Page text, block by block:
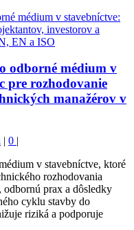
odborné médium v
pre rozhodovanie
manažérov v
| 0 |
v stavebníctve, ktoré
rozhodovania
prax a dôsledky
cyklu stavby do
riziká a podporuje